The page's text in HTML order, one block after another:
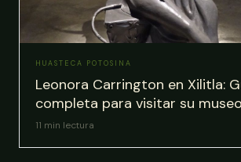
HUASTECA POTOSINA
Leonora Carrington en Xilitla:
completa para visitar su museo
11 min lectura